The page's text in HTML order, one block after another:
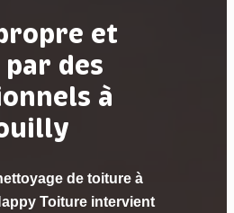
et
des
à
de toiture à
Toiture intervient